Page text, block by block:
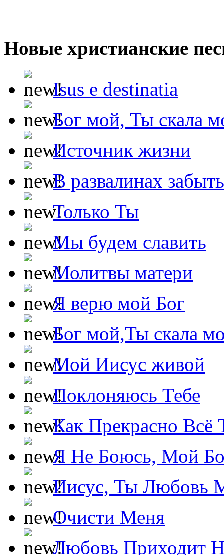
Новые христианские
Isus e destinatia
Бог мой, Ты скала
Источник жизни
В развалинах
Только Ты
Мы будем славить
Молитвы матери
Я верю мой Бог
Бог мой,Ты скала
Мой Иисус живой
Поклоняюсь Тебе
Как Прекрасно Всё
Я Не Боюсь, Мой
Иисус, Ты Любовь
Очисти Меня
Любовь Приходит